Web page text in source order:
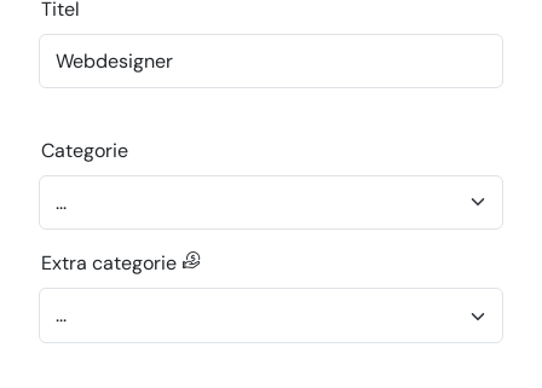
Titel
Categorie
Extra categorie